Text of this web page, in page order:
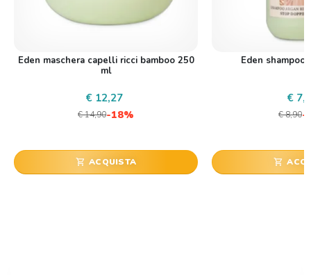
Eden maschera capelli ricci bamboo 250
ml
€ 12,27
€ 14,90-18%
shopping_cart ACQUISTA
Eden shampoo
€
€ 8,90-
shopping_cart